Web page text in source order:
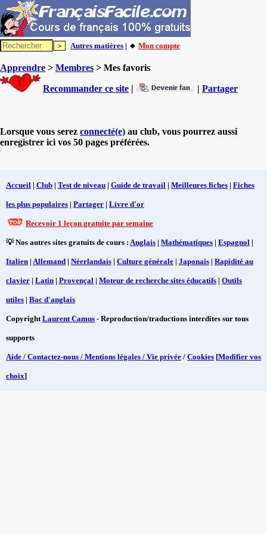
Autres matières | 🔸 Mon compte
Apprendre > Membres > Mes favoris
Recommander ce site | | Partager
Lorsque vous serez connecté(e) au club, vous pourrez aussi
enregistrer ici vos 50 pages préférées.
Accueil | Club | Test de niveau | Guide de travail | Meilleures fiches | Fiches
les plus populaires | Partager | Livre d'or
Recevoir 1 leçon gratuite par semaine
💡 Nos autres sites gratuits de cours : Anglais | Mathématiques | Espagnol |
Italien | Allemand | Néerlandais | Culture générale | Japonais | Rapidité au
clavier | Latin | Provençal | Moteur de recherche sites éducatifs | Outils
utiles | Bac d'anglais
CopyrightLaurent Camus - Reproduction/traductions interdites sur tous
supports
Aide / Contactez-nous / Mentions légales / Vie privée / Cookies [Modifier vos
choix]